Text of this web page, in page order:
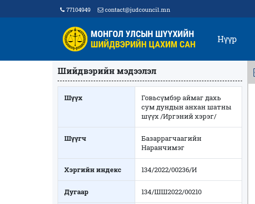
77104949 contact@judcouncil.mn
Нүүр
Шийдвэрийн мэдээлэл
Шүүх
Говьсүмбэр аймаг дахь
сум дундын анхан шатны
шүүх /Иргэний хэрэг/
Шүүгч
Базаррагчаагийн
Наранчимэг
Хэргийн индекс 134/2022/00236/И
Дугаар 134/ШШ2022/00210